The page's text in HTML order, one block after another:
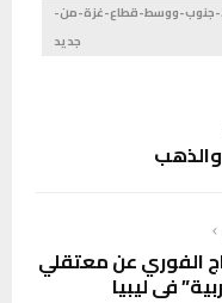
في-جنوب-ووسط-قطاع-غزة-من-
جديد
والذهب
الفوري عن معتقلي
في ليبيا